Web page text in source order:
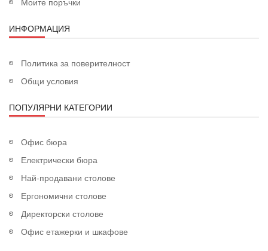
ИНФОРМАЦИЯ
Политика за поверителност
Общи условия
ПОПУЛЯРНИ КАТЕГОРИИ
Офис бюра
Електрически бюра
Най-продавани столове
Ергономични столове
Директорски столове
Офис етажерки и шкафове